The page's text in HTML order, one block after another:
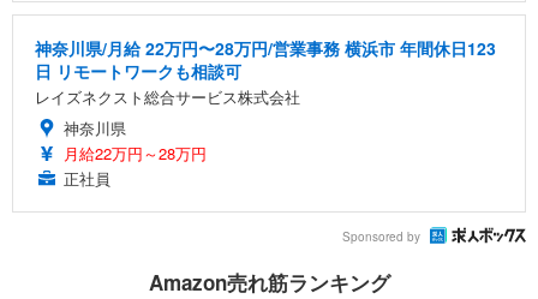
神奈川県/月給 22万円〜28万円/営業事務 横浜市 年間休日123
日 リモートワークも相談可
レイズネクスト総合サービス株式会社
神奈川県
月給22万円～28万円
正社員
Sponsored by
Amazon売れ筋ランキング